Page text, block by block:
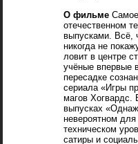
О фильме
отечественном
выпусками. Всё,
никогда не
ловит в центре
учёные впервые
пересадке
сериала «Игры
магов Хогвардс.
выпусках
невероятном для
техническом
сатиры и